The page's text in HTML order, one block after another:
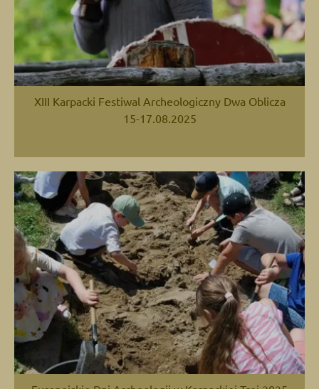
XIII Karpacki Festiwal Archeologiczny Dwa Oblicza
15-17.08.2025